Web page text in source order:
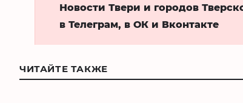
Новости Твери и городов
в Телеграм, в ОК и Вконтакте
ЧИТАЙТЕ ТАКЖЕ